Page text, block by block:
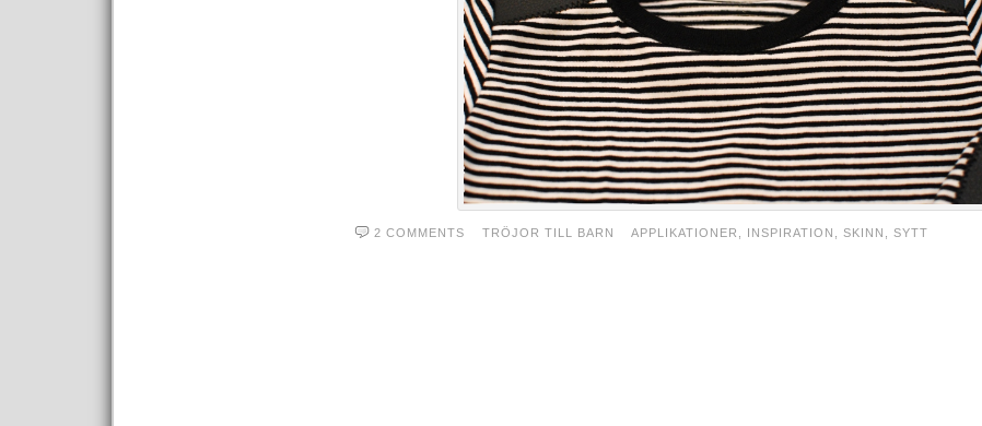
2 COMMENTS TRÖJOR TILL BARN APPLIKATIONER INSPIRATION SKINN SYTT